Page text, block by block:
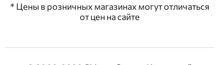
* Цены в розничных магазинах могут отличаться
от цен на сайте